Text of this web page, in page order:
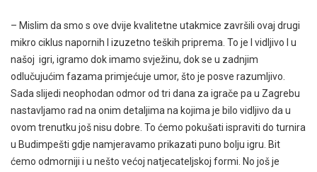
– Mislim da smo s ove dvije kvalitetne utakmice završili ovaj drugi
mikro ciklus napornih I izuzetno teških priprema. To je I vidljivo I u
našoj igri, igramo dok imamo svježinu, dok se u zadnjim
odlučujućim fazama primjećuje umor, što je posve razumljivo.
Sada slijedi neophodan odmor od tri dana za igrače pa u Zagrebu
nastavljamo rad na onim detaljima na kojima je bilo vidljivo da u
ovom trenutku još nisu dobre. To ćemo pokušati ispraviti do turnira
u Budimpešti gdje namjeravamo prikazati puno bolju igru. Bit
ćemo odmorniji i u nešto većoj natjecateljskoj formi. No još je